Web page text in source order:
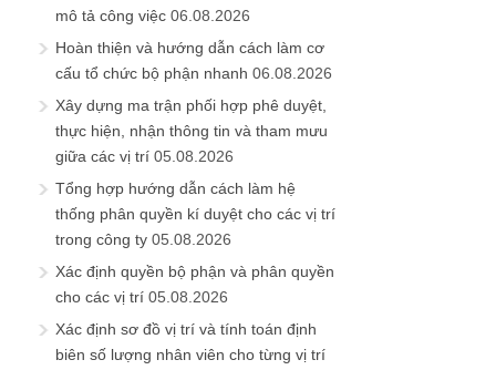
mô tả công việc 06.08.2026
Hoàn thiện và hướng dẫn cách làm cơ
cấu tổ chức bộ phận nhanh 06.08.2026
Xây dựng ma trận phối hợp phê duyệt,
thực hiện, nhận thông tin và tham mưu
giữa các vị trí 05.08.2026
Tổng hợp hướng dẫn cách làm hệ
thống phân quyền kí duyệt cho các vị trí
trong công ty 05.08.2026
Xác định quyền bộ phận và phân quyền
cho các vị trí 05.08.2026
Xác định sơ đồ vị trí và tính toán định
biên số lượng nhân viên cho từng vị trí